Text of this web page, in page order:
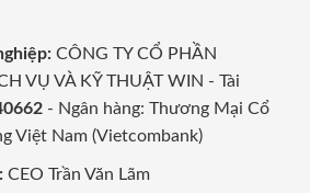
CÔNG TY CỔ PHẦN
VỤ VÀ KỸ THUẬT WIN - Tài
- Ngân hàng: Thương Mại Cổ
Việt Nam (Vietcombank)
CEO Trần Văn Lãm